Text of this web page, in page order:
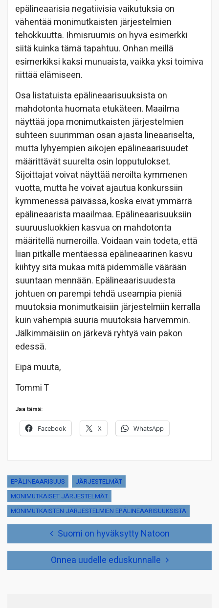
epälineaarisia negatiivisia vaikutuksia on
vähentää monimutkaisten järjestelmien
tehokkuutta. Ihmisruumis on hyvä esimerkki
siitä kuinka tämä tapahtuu. Onhan meillä
esimerkiksi kaksi munuaista, vaikka yksi toimiva
riittää elämiseen.
Osa listatuista epälineaarisuuksista on
mahdotonta huomata etukäteen. Maailma
näyttää jopa monimutkaisten järjestelmien
suhteen suurimman osan ajasta lineaariselta,
mutta lyhyempien aikojen epälineaarisuudet
määrittävät suurelta osin lopputulokset.
Sijoittajat voivat näyttää neroilta kymmenen
vuotta, mutta he voivat ajautua konkurssiin
kymmenessä päivässä, koska eivät ymmärrä
epälineaarista maailmaa. Epälineaarisuuksiin
suuruusluokkien kasvua on mahdotonta
määritellä numeroilla. Voidaan vain todeta, että
liian pitkälle mentäessä epälineaarinen kasvu
kiihtyy sitä mukaa mitä pidemmälle väärään
suuntaan mennään. Epälineaarisuudesta
johtuen on parempi tehdä useampia pieniä
muutoksia monimutkaisiin järjestelmiin kerralla
kuin vähempiä suuria muutoksia harvemmin.
Jälkimmäisiin on järkevä ryhtyä vain pakon
edessä.
Eipä muuta,
Tommi T
Jaa tämä:
Facebook X WhatsApp
EPÄLINEAARISUUS
JÄRJESTELMÄT
MONIMUTKAISET JÄRJESTELMÄT
MONIMUTKAISTEN JÄRJESTELMIEN EPÄLINEAARISUUKSISTA
Suomi on hyväksytty Natoon
Onnea uudelle eduskunnalle